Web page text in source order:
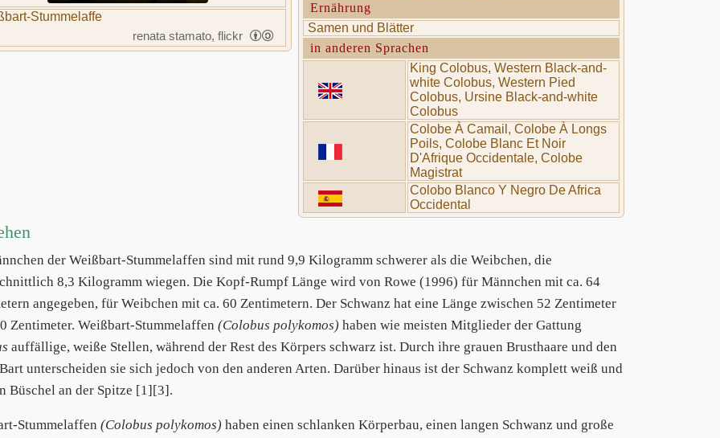
Stummelaffe
renata stamato, flickr
Ernährung
Samen und Blätter
in anderen Sprachen
King Colobus, Western Black-and-
white Colobus, Western Pied
Colobus, Ursine Black-and-white
Colobus
Colobe À Camail, Colobe À Longs
Poils, Colobe Blanc Et Noir
D'Afrique Occidentale, Colobe
Magistrat
Colobo Blanco Y Negro De Africa
Occidental
der Weißbart-Stummelaffen sind mit rund 9,9 Kilogramm schwerer als die Weibchen, die
8,3 Kilogramm wiegen. Die Kopf-Rumpf Länge wird von Rowe (1996) für Männchen mit ca. 64
angegeben, für Weibchen mit ca. 60 Zentimetern. Der Schwanz hat eine Länge zwischen 52 Zentimeter
Zentimeter. Weißbart-Stummelaffen (Colobus polykomos) haben wie meisten Mitglieder der Gattung
auffällige, weiße Stellen, während der Rest des Körpers schwarz ist. Durch ihre grauen Brusthaare und den
unterscheiden sie sich jedoch von den anderen Arten. Darüber hinaus ist der Schwanz komplett weiß und
Büschel an der Spitze [1][3].
Stummelaffen (Colobus polykomos) haben einen schlanken Körperbau, einen langen Schwanz und große